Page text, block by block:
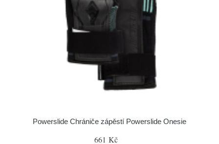
Powerslide Chrániče zápěstí Powerslide Onesie
661 Kč